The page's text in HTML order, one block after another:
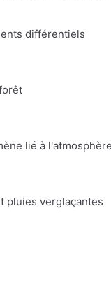
différentiels
lié à l'atmosphère
pluies verglaçantes